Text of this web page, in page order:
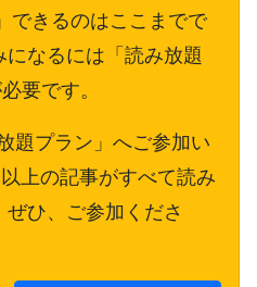
できるのはここまでで
なるには「読み放題
要です。
題プラン」へご参加い
上の記事がすべて読み
ひ、ご参加くださ